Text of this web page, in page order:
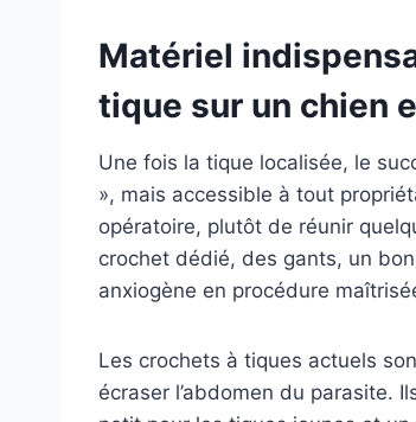
Matériel
tique sur un chien
Une fois la tique localisée, le
», mais accessible à tout
opératoire, plutôt de réunir
crochet dédié, des gants, un
anxiogène en procédure
Les crochets à tiques actuels
écraser l’abdomen du parasite.